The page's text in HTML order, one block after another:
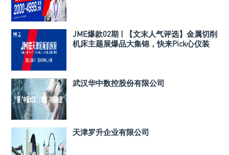
JME爆款02期 | 【文末人气评选】金属切削
机床主题展爆品大集锦，快来Pick心仪装
武汉华中数控股份有限公司
天津罗升企业有限公司